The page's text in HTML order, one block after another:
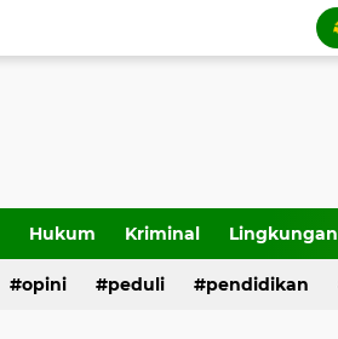
Hukum Kriminal Lingkungan
opini peduli pendidikan